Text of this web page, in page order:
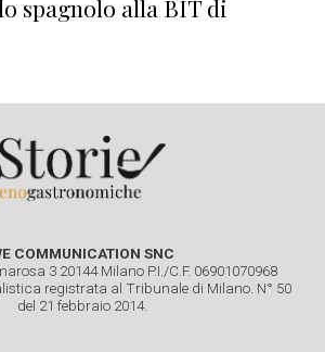
spagnolo alla BIT di
COMMUNICATION SNC
3 20144 Milano P.I./C.F. 06901070968
registrata al Tribunale di Milano. N° 50
del 21 febbraio 2014.